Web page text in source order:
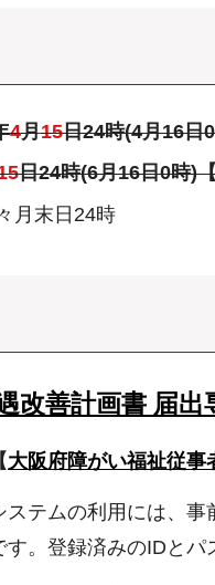
4月15日24時(4月16日
日24時(6月16日0時)
月末日24時
改善計画書 届出
【大阪府障がい福祉従事
ムの利用には、事
。登録済みのIDとパ